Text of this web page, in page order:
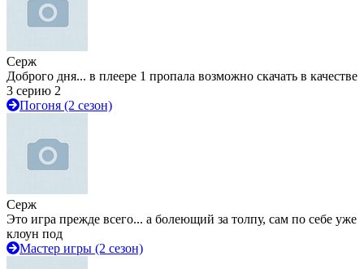
Серж
Доброго дня... в плеере 1 пропала возможно скачать в качестве
3 серию 2
Погоня (2 сезон)
Серж
Это игра прежде всего... а болеющий за толпу, сам по себе уже
клоун под
Мастер игры (2 сезон)